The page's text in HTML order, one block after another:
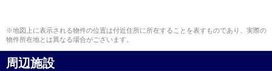
※地図上に表示される物件の位置は付近住所に所在することを表すものであり、実際の
物件所在地とは異なる場合がございます。
周辺施設